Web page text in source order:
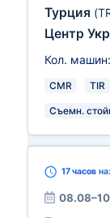
Турция
Центр
Кол. машин:
CMR TIR
Съемн.
17 часов